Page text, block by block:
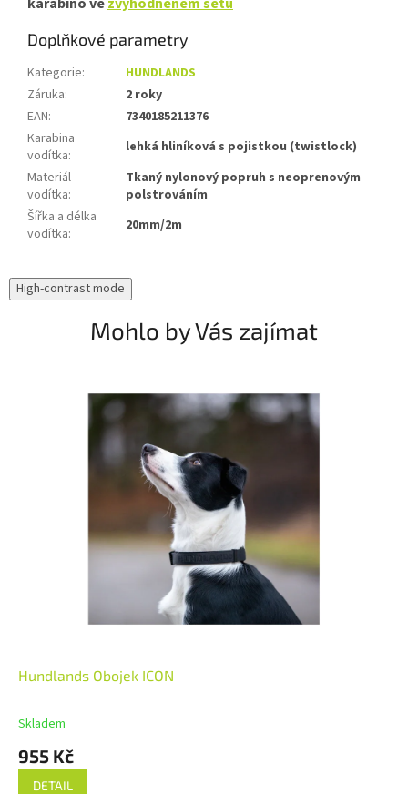
Doplňkové parametry
Kategorie:
HUNDLANDS
Záruka:
2 roky
EAN:
7340185211376
Karabina
vodítka:
lehká hliníková s pojistkou (twistlock)
Materiál
vodítka:
Tkaný nylonový popruh s neoprenovým
polstrováním
Šířka a délka
vodítka: 20mm/2m
High-contrast mode
Mohlo by Vás zajímat
Hundlands Obojek ICON
Skladem
955 Kč
DETAIL